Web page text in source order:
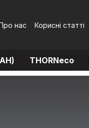
нас Корисні статті
THORNeco